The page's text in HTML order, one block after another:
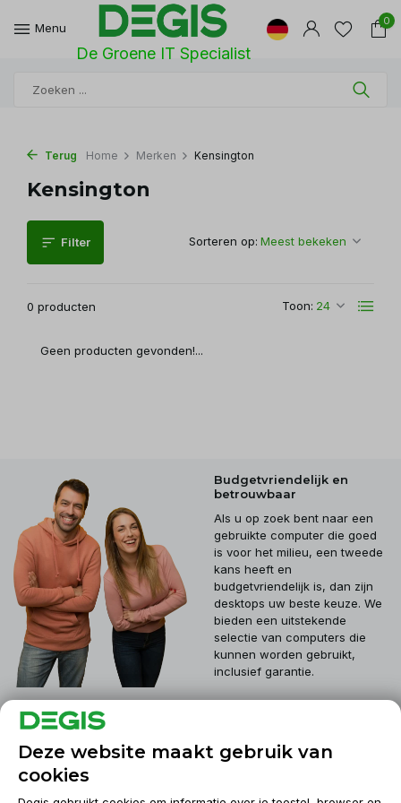
Menu
De Groene IT Specialist
0
Terug Home Merken Kensington
Kensington
Filter
0 producten Toon:
Sorteren op:
Geen producten gevonden!...
Budgetvriendelijk en
betrouwbaar
Als u op zoek bent naar een
gebruikte computer die goed
is voor het milieu, een tweede
kans heeft en
budgetvriendelijk is, dan zijn
desktops uw beste keuze. We
bieden een uitstekende
selectie van computers die
kunnen worden gebruikt,
inclusief garantie.
Klantenservice
Deze website maakt gebruik van
cookies